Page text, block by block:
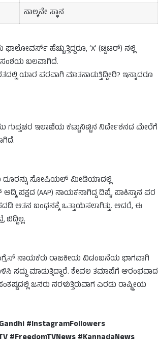
ನಾಲ್ಕನೇ ಸ್ಥಾನ
ಫಾಲೋವರ್ಸ್ ಹೆಚ್ಚುತ್ತಿದ್ದರೂ, ‘X’ (ಟ್ವಿಟರ್) ನಲ್ಲಿ
ಸಂಶಯ ಬಲವಾಗಿದೆ.
ಯಾರ ಪರವಾಗಿ ಮಾತನಾಡುತ್ತಿದ್ದೀರಿ? ಇನ್ನಾದರೂ
ಗುಪ್ತಚರ ಇಲಾಖೆಯ ಕಟ್ಟುನಿಟ್ಟಿನ ನಿರ್ದೇಶನದ ಮೇರೆಗೆ
ದೂರನ್ನು ಸೋಷಿಯಲ್ ಮೀಡಿಯಾದಲ್ಲಿ
ಪಕ್ಷದ (AAP) ನಾಯಕನಾಗಿದ್ದ ದಿಪ್ಕೆ, ಪಾಕಿಸ್ತಾನ ಪರ
ಆತನ ಬಂಧನಕ್ಕೆ ಒತ್ತಾಯಿಸಲಾಗಿತ್ತು. ಆದರೆ, ಈ
ನಾಯಕರು ರಾಜಕೀಯ ವಿಡಂಬನೆಯ ಭಾಗವಾಗಿ
ಸದ್ದು ಮಾಡುತ್ತಿದ್ದಾರೆ. ಕೇವಲ ತಮಾಷೆಗೆ ಆರಂಭವಾದ
ಜನರು ನರಳುತ್ತಿರುವಾಗ ಎರಡು ರಾಷ್ಟ್ರೀಯ
#InstagramFollowers
#FreedomTVNews #KannadaNews